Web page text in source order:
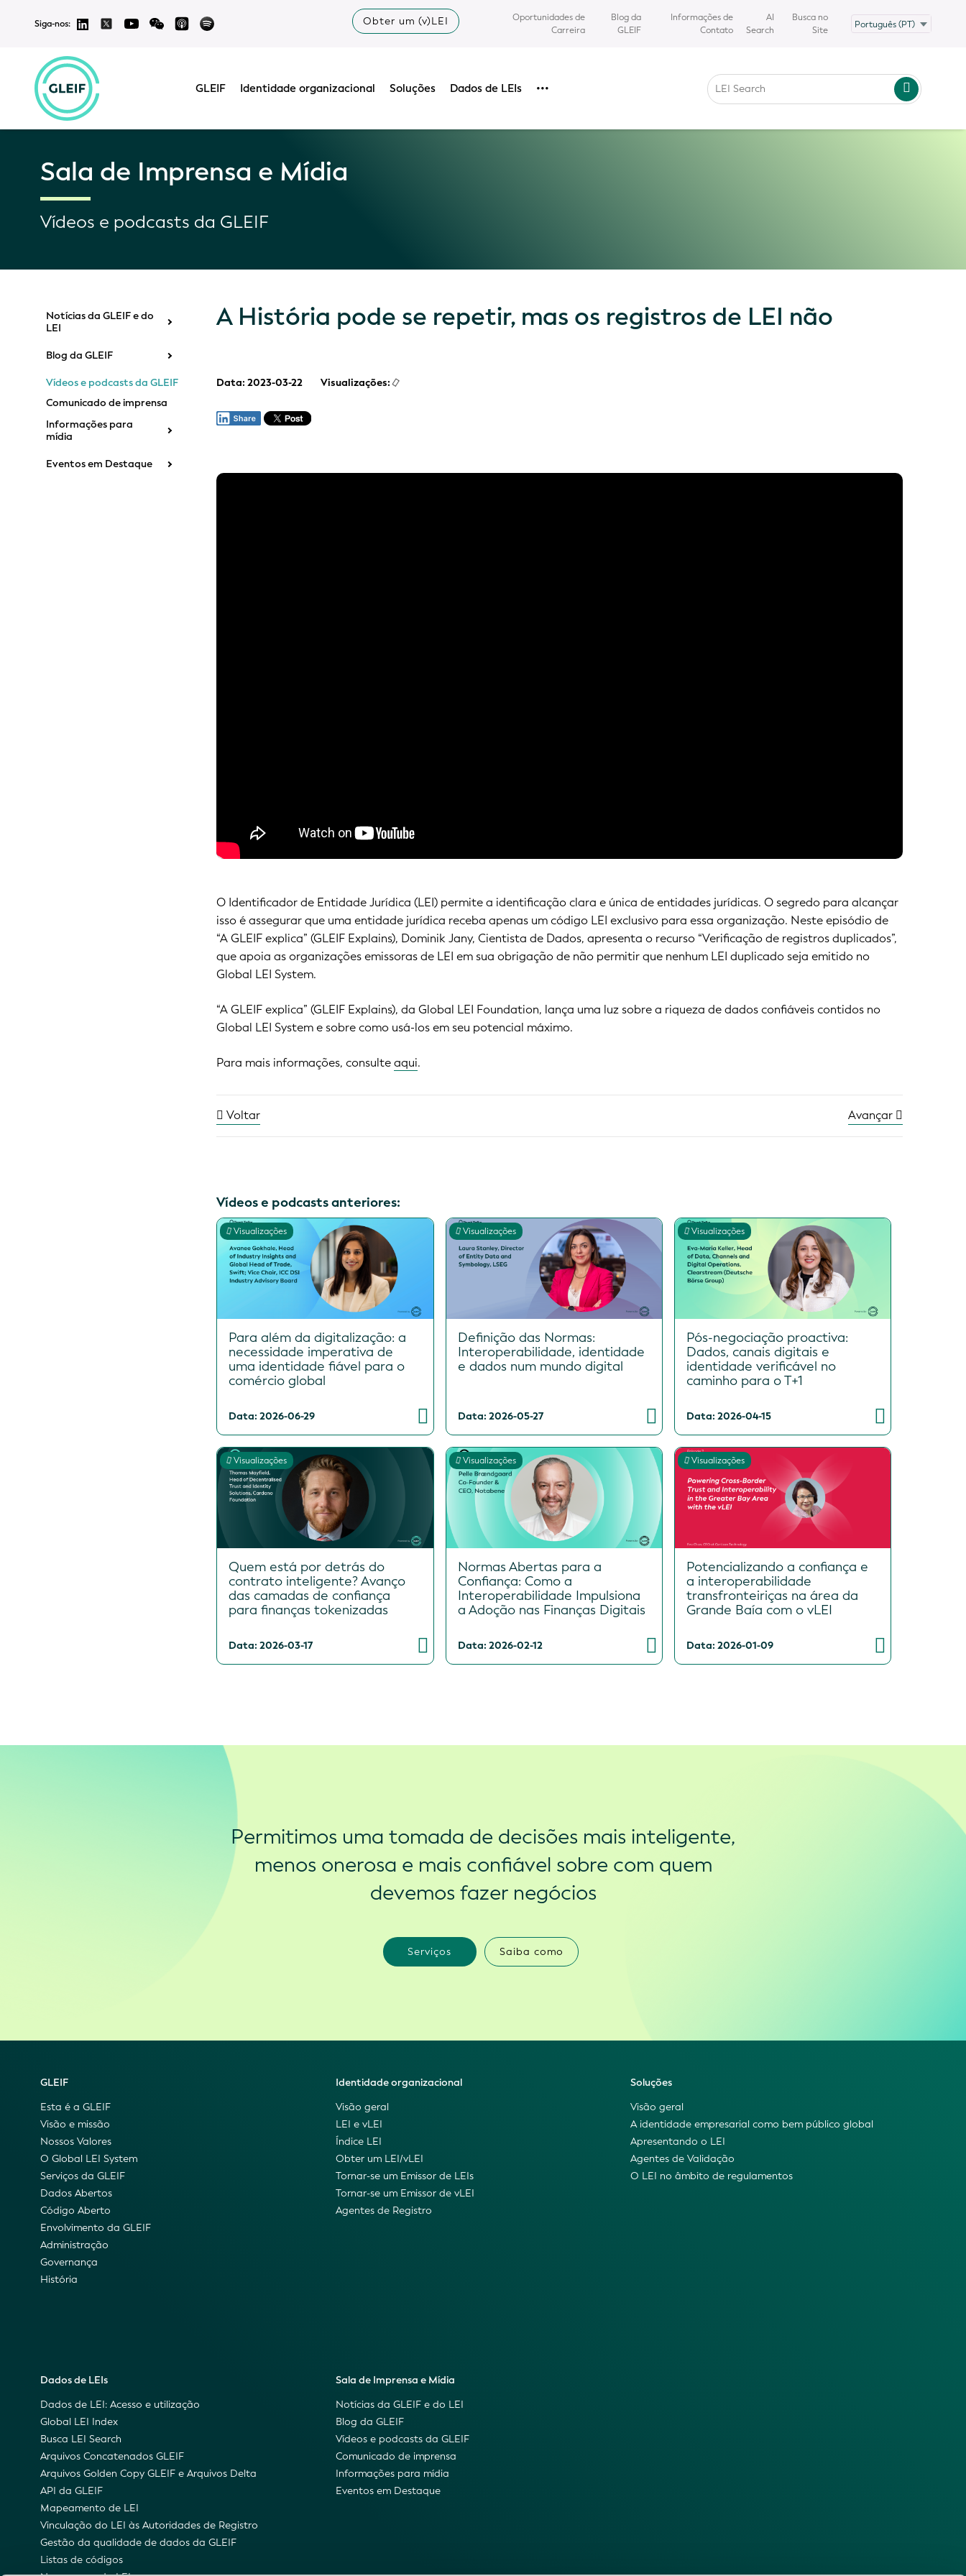
Siga-nos: Obter um (v)LEI
Oportunidades de
Carreira
Blog da
GLEIF
Informações de
Contato
AI
Search
Busca no
Site
GLEIF Identidade organizacional Soluções Dados de LEIs •••
Sala de Imprensa e Mídia
Vídeos e podcasts da GLEIF
Notícias da GLEIF e do
LEI
Blog da GLEIF
Vídeos e podcasts da GLEIF
Comunicado de imprensa
Informações para
mídia
Eventos em Destaque
A História pode se repetir, mas os registros de LEI não
Data: 2023-03-22 Visualizações:
O Identificador de Entidade Jurídica (LEI) permite a identificação clara e única de entidades jurídicas. O segredo para alcançar
isso é assegurar que uma entidade jurídica receba apenas um código LEI exclusivo para essa organização. Neste episódio de
“A GLEIF explica” (GLEIF Explains), Dominik Jany, Cientista de Dados, apresenta o recurso “Verificação de registros duplicados”,
que apoia as organizações emissoras de LEI em sua obrigação de não permitir que nenhum LEI duplicado seja emitido no
Global LEI System.
“A GLEIF explica” (GLEIF Explains), da Global LEI Foundation, lança uma luz sobre a riqueza de dados confiáveis contidos no
Global LEI System e sobre como usá-los em seu potencial máximo.
Para mais informações, consulteaqui.
Voltar Avançar
Vídeos e podcasts anteriores:
Visualizações
Para além da digitalização: a
necessidade imperativa de
uma identidade fiável para o
comércio global
Data: 2026-06-29
Visualizações
Definição das Normas:
Interoperabilidade, identidade
e dados num mundo digital
Data: 2026-05-27
Visualizações
Pós-negociação proactiva:
Dados, canais digitais e
identidade verificável no
caminho para o T+1
Data: 2026-04-15
Visualizações
Quem está por detrás do
contrato inteligente? Avanço
das camadas de confiança
para finanças tokenizadas
Data: 2026-03-17
Visualizações
Normas Abertas para a
Confiança: Como a
Interoperabilidade Impulsiona
a Adoção nas Finanças Digitais
Data: 2026-02-12
Visualizações
Potencializando a confiança e
a interoperabilidade
transfronteiriças na área da
Grande Baía com o vLEI
Data: 2026-01-09
Permitimos uma tomada de decisões mais inteligente,
menos onerosa e mais confiável sobre com quem
devemos fazer negócios
Serviços Saiba como
GLEIF
Esta é a GLEIF
Visão e missão
Nossos Valores
O Global LEI System
Serviços da GLEIF
Dados Abertos
Código Aberto
Envolvimento da GLEIF
Administração
Governança
História
Identidade organizacional
Visão geral
LEI e vLEI
Índice LEI
Obter um LEI/vLEI
Tornar-se um Emissor de LEIs
Tornar-se um Emissor de vLEI
Agentes de Registro
Soluções
Visão geral
A identidade empresarial como bem público global
Apresentando o LEI
Agentes de Validação
O LEI no âmbito de regulamentos
Dados de LEIs
Dados de LEI: Acesso e utilização
Global LEI Index
Busca LEI Search
Arquivos Concatenados GLEIF
Arquivos Golden Copy GLEIF e Arquivos Delta
API da GLEIF
Mapeamento de LEI
Vinculação do LEI às Autoridades de Registro
Gestão da qualidade de dados da GLEIF
Listas de códigos
Sala de Imprensa e Mídia
Notícias da GLEIF e do LEI
Blog da GLEIF
Vídeos e podcasts da GLEIF
Comunicado de imprensa
Informações para mídia
Eventos em Destaque